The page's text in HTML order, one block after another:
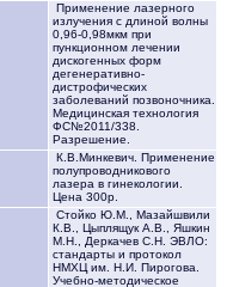
Применение лазерного
излучения с длиной волны
0,96-0,98мкм при
пункционном лечении
дискогенных форм
дегенеративно-
дистрофических
заболеваний позвоночника.
Медицинская технология
ФС№2011/338.
Разрешение.
К.В.Минкевич. Применение
полупроводникового
лазера в гинекологии.
Цена 300р.
Стойко Ю.М., Мазайшвили
К.В., Цыплящук А.В., Яшкин
М.Н., Деркачев С.Н. ЭВЛО:
стандарты и протокол
НМХЦ им. Н.И. Пирогова.
Учебно-методическое